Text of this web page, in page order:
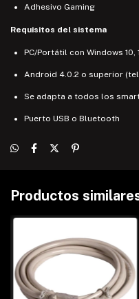
Adhesivo Gaming
Requisitos del sistema
PC/Portátil con Windows 10,
Android 4.0.2 o superior
Se adapta a todos los
Puerto USB o Bluetooth
Productos